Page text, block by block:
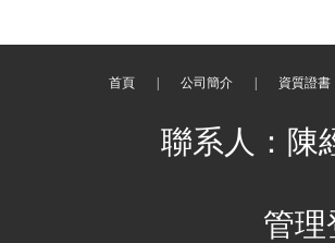
首頁 公司簡介 資質證書
聯系人：
管理